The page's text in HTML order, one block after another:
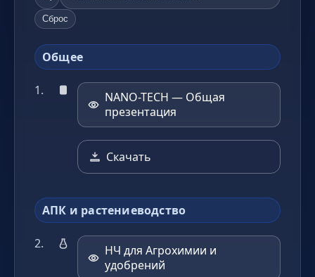
Сброс
Общее
NANO-TECH — Общая
презентация
Скачать
АПК и растениеводство
НЧ для Агрохимии и
удобрений